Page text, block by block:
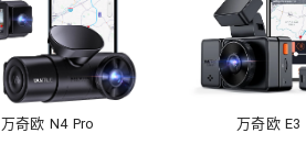
万奇欧 N4 Pro 万奇欧 E3